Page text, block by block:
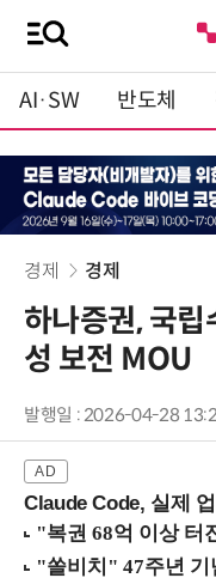
AI·SW 반도체
경제 경제
하나증권, 국
성 보전 MOU
발행일 : 2026-04-28
Claude Code, 실제 업무 자